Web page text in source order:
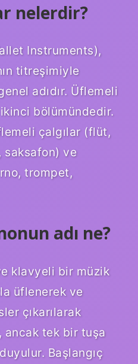
nelerdir?
Instruments),
titreşimiyle
adıdır. Üflemeli
bölümündedir.
çalgılar (flüt,
saksafon) ve
trompet,
adı ne?
klavyeli bir müzik
üflenerek ve
çıkarılarak
ancak tek bir tuşa
Başlangıç